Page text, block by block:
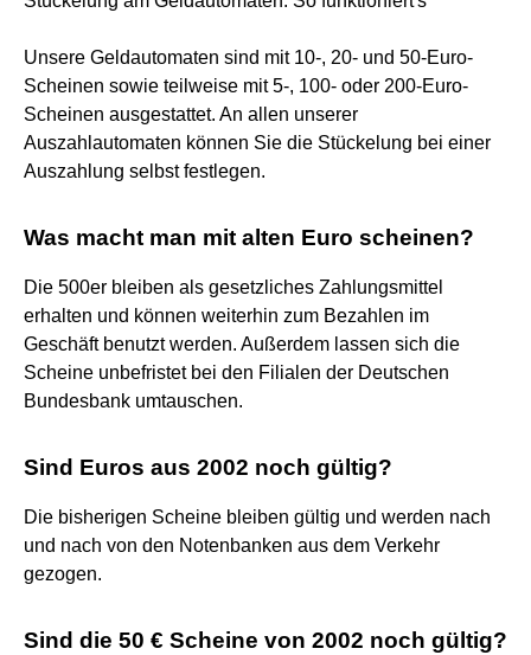
Unsere Geldautomaten sind mit 10-, 20- und 50-Euro-
Scheinen sowie teilweise mit 5-, 100- oder 200-Euro-
Scheinen ausgestattet. An allen unserer
Auszahlautomaten können Sie die Stückelung bei einer
Auszahlung selbst festlegen.
Was macht man mit alten Euro scheinen?
Die 500er bleiben als gesetzliches Zahlungsmittel
erhalten und können weiterhin zum Bezahlen im
Geschäft benutzt werden. Außerdem lassen sich die
Scheine unbefristet bei den Filialen der Deutschen
Bundesbank umtauschen.
Sind Euros aus 2002 noch gültig?
Die bisherigen Scheine bleiben gültig und werden nach
und nach von den Notenbanken aus dem Verkehr
gezogen.
Sind die 50 € Scheine von 2002 noch gültig?